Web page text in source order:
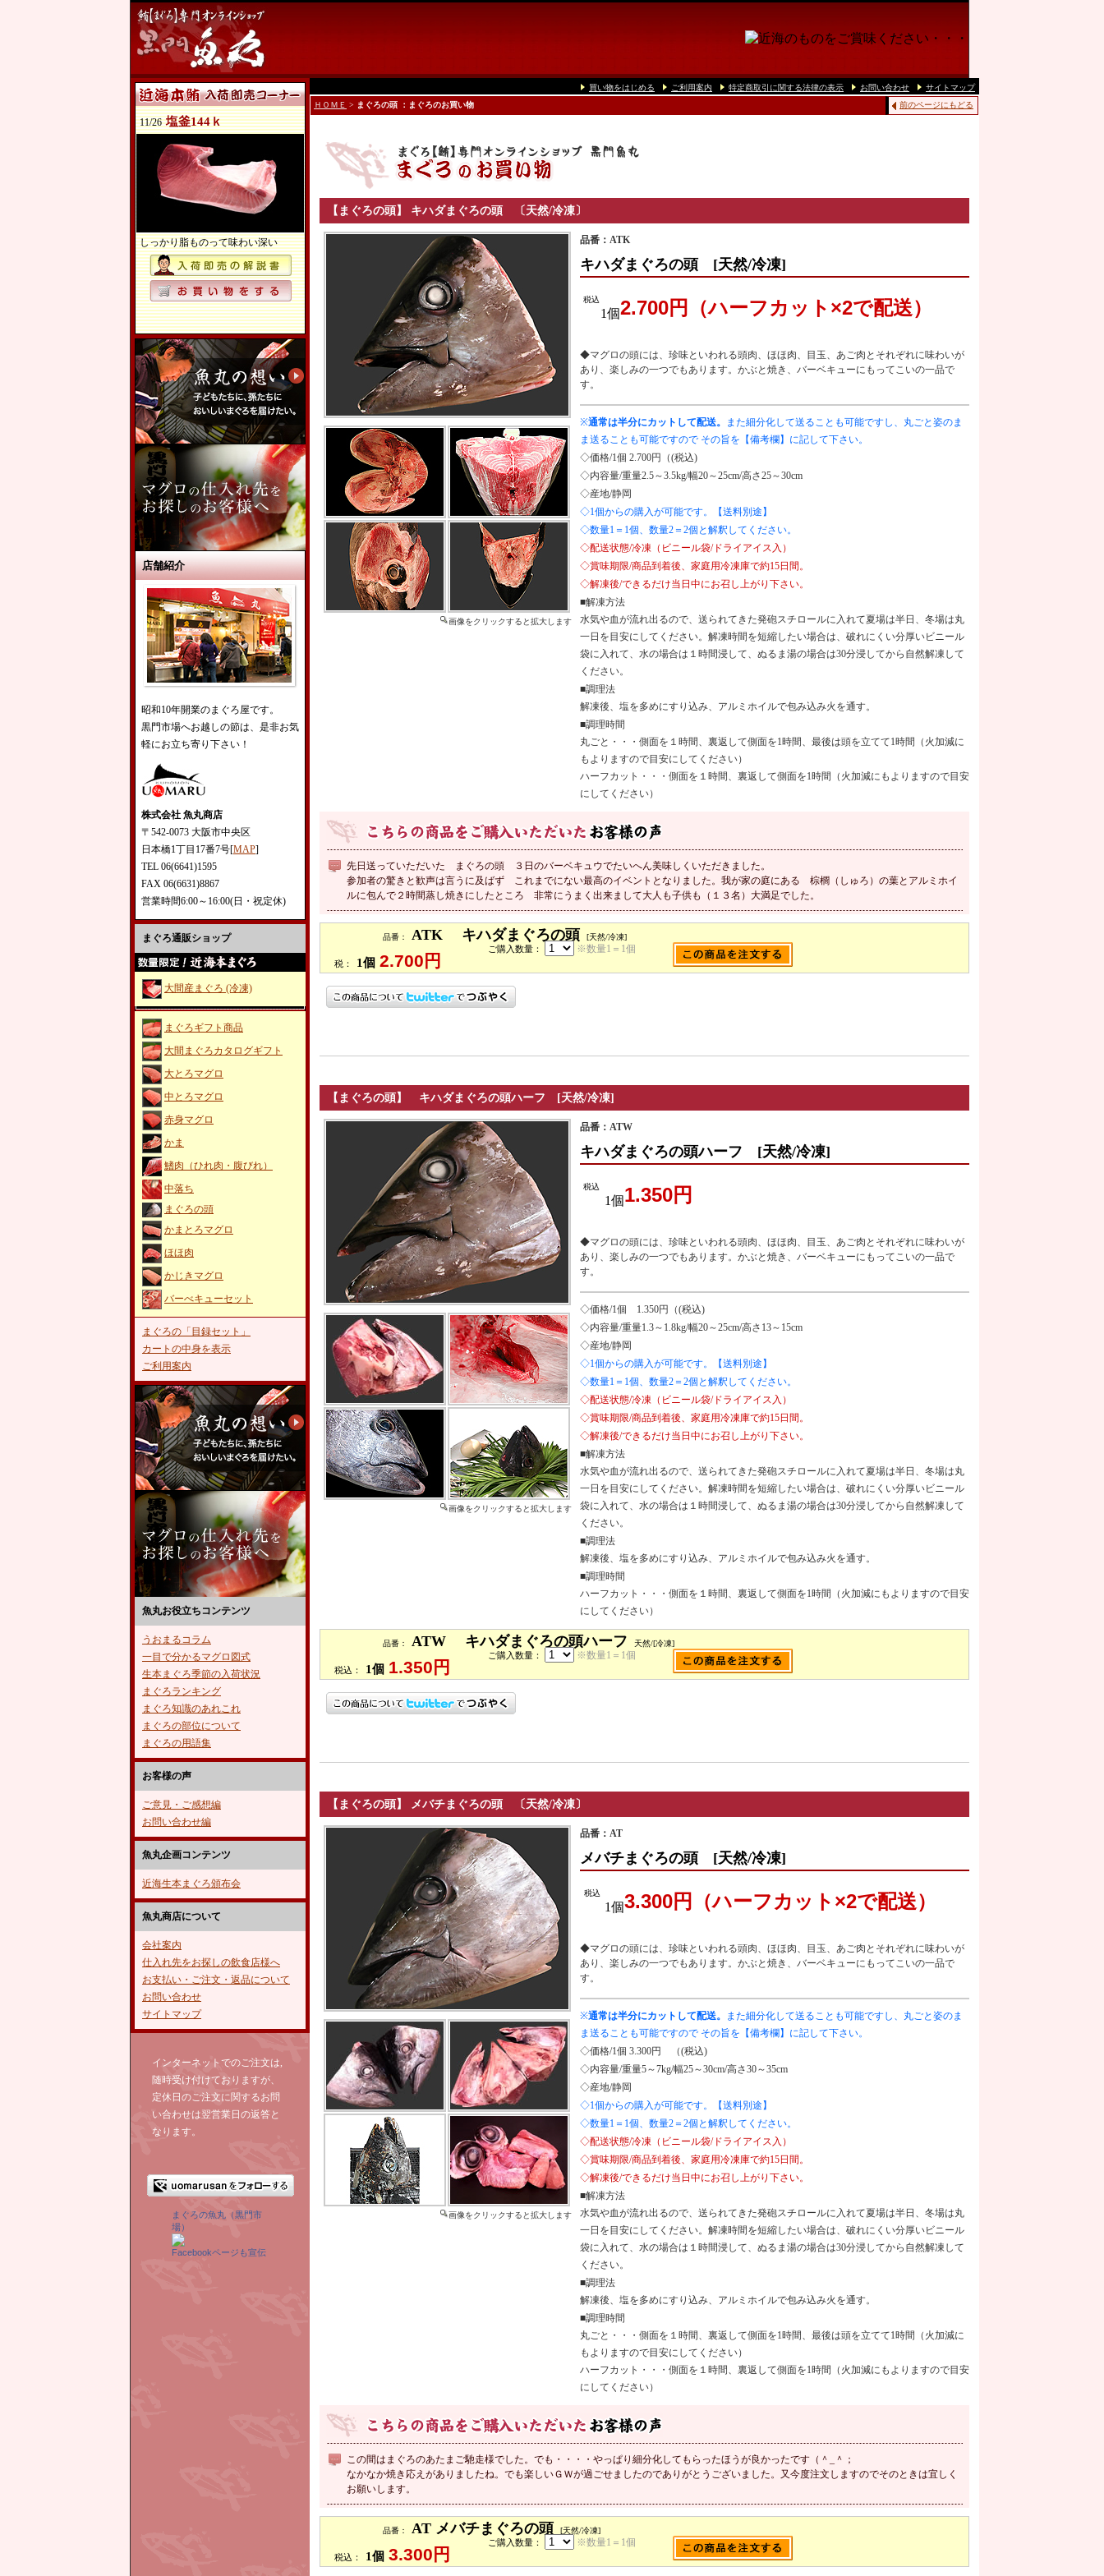
11/26 塩釜144ｋ
しっかり脂ものって味わい深い
店舗紹介
昭和10年開業のまぐろ屋です。
黒門市場へお越しの節は、是非お気
軽にお立ち寄り下さい！
株式会社 魚丸商店
〒542-0073 大阪市中央区
日本橋1丁目17番7号[MAP]
TEL 06(6641)1595
FAX 06(6631)8867
営業時間6:00～16:00(日・祝定休)
まぐろ通販ショップ
大間産まぐろ (冷凍)
まぐろギフト商品
大間まぐろカタログギフト
大とろマグロ
中とろマグロ
赤身マグロ
かま
鰭肉（ひれ肉・腹びれ）
中落ち
まぐろの頭
かまとろマグロ
ほほ肉
かじきマグロ
バーべキューセット
まぐろの「目録セット」
カートの中身を表示
ご利用案内
魚丸お役立ちコンテンツ
うおまるコラム
一目で分かるマグロ図式
生本まぐろ季節の入荷状況
まぐろランキング
まぐろ知識のあれこれ
まぐろの部位について
まぐろの用語集
お客様の声
ご意見・ご感想編
お問い合わせ編
魚丸企画コンテンツ
近海生本まぐろ頒布会
魚丸商店について
会社案内
仕入れ先をお探しの飲食店様へ
お支払い・ご注文・返品について
お問い合わせ
サイトマップ
インターネットでのご注文は,
随時受け付けておりますが、
定休日のご注文に関するお問
い合わせは翌営業日の返答と
なります。
まぐろの魚丸（黒門市
場）
Facebookページも宣伝
買い物をはじめる ご利用案内 特定商取引に関する法律の表示 お問い合わせ
サイトマップ
ＨＯＭＥ > まぐろの頭 ：まぐろのお買い物 前のページにもどる
【まぐろの頭】 キハダまぐろの頭 〔天然/冷凍 〕
画像をクリックすると拡大します
品番：ATK
キハダまぐろの頭 [天然/冷凍]
税込 2.700円（ハーフカット×2で配送）
1個
◆マグロの頭には、珍味といわれる頭肉、ほほ肉、目玉、あご肉とそれぞれに味わいが
あり、楽しみの一つでもあります。かぶと焼き、バーベキューにもってこいの一品で
す。
※通常は半分にカットして配送。
また細分化して送ることも可能ですし、丸ごと姿のま
ま送ることも可能ですので その旨を【備考欄】に記して下さい。
◇価格/1個 2.700円（(税込)
◇内容量/重量2.5～3.5kg/幅20～25cm/高さ25～30cm
◇産地/静岡
◇1個からの購入が可能です。【送料別途】
◇数量1＝1個、数量2＝2個と解釈してください。
◇配送状態/冷凍（ビニール袋/ドライアイス入）
◇賞味期限/商品到着後、家庭用冷凍庫で約15日間。
◇解凍後/できるだけ当日中にお召し上がり下さい。
■解凍方法
水気や血が流れ出るので、送られてきた発砲スチロールに入れて夏場は半日、冬場は丸
一日を目安にしてください。解凍時間を短縮したい場合は、破れにくい分厚いビニール
袋に入れて、水の場合は１時間浸して、ぬるま湯の場合は30分浸してから自然解凍して
ください。
■調理法
解凍後、塩を多めにすり込み、アルミホイルで包み込み火を通す。
■調理時間
丸ごと・・・側面を１時間、裏返して側面を1時間、最後は頭を立てて1時間（火加減に
もよりますので目安にしてください）
ハーフカット・・・側面を１時間、裏返して側面を1時間（火加減にもよりますので目安
にしてください）
先日送っていただいた まぐろの頭 ３日のバーベキュウでたいへん美味しくいただきました。
参加者の驚きと歓声は言うに及ばず これまでにない最高のイベントとなりました。我が家の庭にある 棕櫚（しゅろ）の葉とアルミホイ
ルに包んで２時間蒸し焼きにしたところ 非常にうまく出来まして大人も子供も（１３名）大満足でした。
品番： ATK キハダまぐろの頭 [天然/冷凍]
税： 1個 2.700円
ご購入数量： ※数量1＝1個
【まぐろの頭】 キハダまぐろの頭ハーフ [天然/冷凍]
画像をクリックすると拡大します
品番：ATW
キハダまぐろの頭ハーフ [天然/冷凍]
税込 1.350円
1個
◆マグロの頭には、珍味といわれる頭肉、ほほ肉、目玉、あご肉とそれぞれに味わいが
あり、楽しみの一つでもあります。かぶと焼き、バーベキューにもってこいの一品で
す。
◇価格/1個 1.350円（(税込)
◇内容量/重量1.3～1.8kg/幅20～25cm/高さ13～15cm
◇産地/静岡
◇1個からの購入が可能です。【送料別途】
◇数量1＝1個、数量2＝2個と解釈してください。
◇配送状態/冷凍（ビニール袋/ドライアイス入）
◇賞味期限/商品到着後、家庭用冷凍庫で約15日間。
◇解凍後/できるだけ当日中にお召し上がり下さい。
■解凍方法
水気や血が流れ出るので、送られてきた発砲スチロールに入れて夏場は半日、冬場は丸
一日を目安にしてください。解凍時間を短縮したい場合は、破れにくい分厚いビニール
袋に入れて、水の場合は１時間浸して、ぬるま湯の場合は30分浸してから自然解凍して
ください。
■調理法
解凍後、塩を多めにすり込み、アルミホイルで包み込み火を通す。
■調理時間
ハーフカット・・・側面を１時間、裏返して側面を1時間（火加減にもよりますので目安
にしてください）
品番： ATW キハダまぐろの頭ハーフ 天然/[冷凍]
税込： 1個 1.350円
ご購入数量： ※数量1＝1個
【まぐろの頭】 メバチまぐろの頭 〔天然/冷凍〕
画像をクリックすると拡大します
品番：AT
メバチまぐろの頭 [天然/冷凍]
税込 3.300円（ハーフカット×2で配送）
1個
◆マグロの頭には、珍味といわれる頭肉、ほほ肉、目玉、あご肉とそれぞれに味わいが
あり、楽しみの一つでもあります。かぶと焼き、バーベキューにもってこいの一品で
す。
※通常は半分にカットして配送。
また細分化して送ることも可能ですし、丸ごと姿のま
ま送ることも可能ですので その旨を【備考欄】に記して下さい。
◇価格/1個 3.300円 （(税込)
◇内容量/重量5～7kg/幅25～30cm/高さ30～35cm
◇産地/静岡
◇1個からの購入が可能です。【送料別途】
◇数量1＝1個、数量2＝2個と解釈してください。
◇配送状態/冷凍（ビニール袋/ドライアイス入）
◇賞味期限/商品到着後、家庭用冷凍庫で約15日間。
◇解凍後/できるだけ当日中にお召し上がり下さい。
■解凍方法
水気や血が流れ出るので、送られてきた発砲スチロールに入れて夏場は半日、冬場は丸
一日を目安にしてください。解凍時間を短縮したい場合は、破れにくい分厚いビニール
袋に入れて、水の場合は１時間浸して、ぬるま湯の場合は30分浸してから自然解凍して
ください。
■調理法
解凍後、塩を多めにすり込み、アルミホイルで包み込み火を通す。
■調理時間
丸ごと・・・側面を１時間、裏返して側面を1時間、最後は頭を立てて1時間（火加減に
もよりますので目安にしてください）
ハーフカット・・・側面を１時間、裏返して側面を1時間（火加減にもよりますので目安
にしてください）
この間はまぐろのあたまご馳走様でした。でも・・・・やっぱり細分化してもらったほうが良かったです（＾_＾；
なかなか焼き応えがありましたね。でも楽しいＧＷが過ごせましたのでありがとうございました。又今度注文しますのでそのときは宜しく
お願いします。
品番： AT メバチまぐろの頭 [天然/冷凍]
税込： 1個 3.300円
ご購入数量： ※数量1＝1個